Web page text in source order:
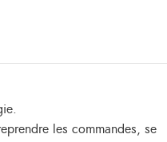
les commandes, se